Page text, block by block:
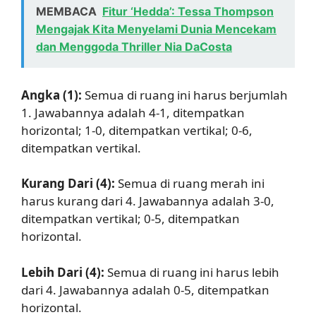
MEMBACA Fitur ‘Hedda’: Tessa Thompson
Mengajak Kita Menyelami Dunia Mencekam
dan Menggoda Thriller Nia DaCosta
Angka (1): Semua di ruang ini harus berjumlah
1. Jawabannya adalah 4-1, ditempatkan
horizontal; 1-0, ditempatkan vertikal; 0-6,
ditempatkan vertikal.
Kurang Dari (4): Semua di ruang merah ini
harus kurang dari 4. Jawabannya adalah 3-0,
ditempatkan vertikal; 0-5, ditempatkan
horizontal.
Lebih Dari (4): Semua di ruang ini harus lebih
dari 4. Jawabannya adalah 0-5, ditempatkan
horizontal.